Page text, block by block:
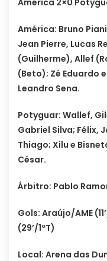
América: Bruno
Jean Pierre, Lucas
(Guilherme), Allef
(Beto); Zé Eduardo
Leandro Sena.
Potyguar: Wallef,
Gabriel Silva; Félix,
Thiago; Xilu e
César.
Árbitro: Pablo
Gols: Araújo/AME
(29’/1ºT)
Local: Arena das